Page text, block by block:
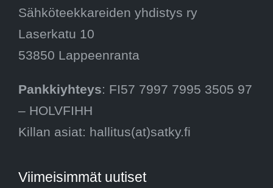
Sähköteekkareiden yhdistys ry
Laserkatu 10
53850 Lappeenranta
Pankkiyhteys: FI57 7997 7995 3505 97
– HOLVFIHH
Killan asiat: hallitus(at)satky.fi
Viimeisimmät uutiset